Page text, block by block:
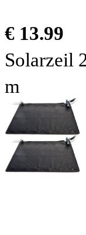
€ 13.99
Solarzeil
m